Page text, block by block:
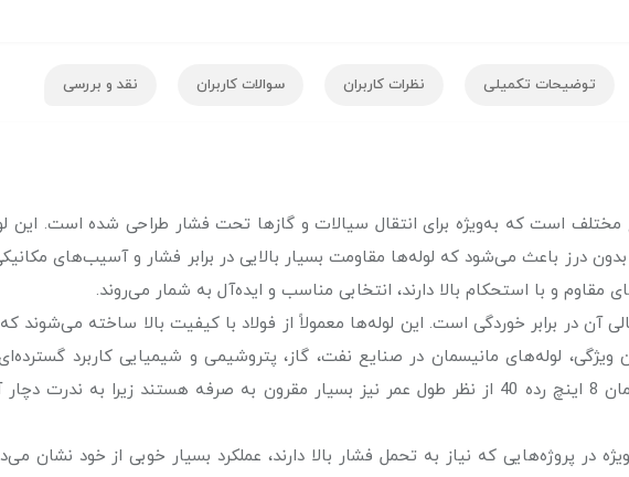
توضیحات تکمیلی نظرات کاربران سوالات کاربران نقد و بررسی
پرکاربرد در صنایع مختلف است که به‌ویژه برای انتقال سیالات و گازها تحت فشار طراحی شده
درز باعث می‌شود که لوله‌ها مقاومت بسیار بالایی در برابر فشار و آسیب‌های مکانیکی
و با استحکام بالا دارند، انتخابی مناسب و ایده‌آل به شمار می‌روند.
کلیدی لوله مانیسمان 8 اینچ رده 40، مقاومت عالی آن در برابر خوردگی است. این لوله‌ها معمولاً از فولاد با کیفیت
لوله‌های مانیسمان در صنایع نفت، گاز، پتروشیمی و شیمیایی کاربرد گسترده‌ای
خوردگی و مواد شیمیایی وجود دارد. علاوه بر این، لوله‌های مانیسمان 8 اینچ رده 40 از نظر طول عمر نیز بسیار
مقاومت در برابر فشار، لوله مانیسمان 8 اینچ رده 40 به‌ویژه در پروژه‌هایی که نیاز به تحمل فشار بالا دارند، عملکرد